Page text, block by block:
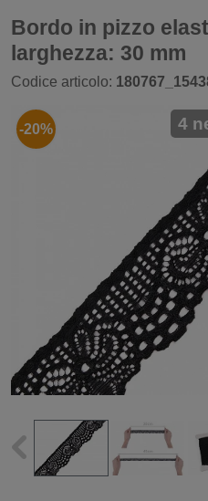
Bordo in pizzo
larghezza: 30 mm
Codice articolo:
-20% 4